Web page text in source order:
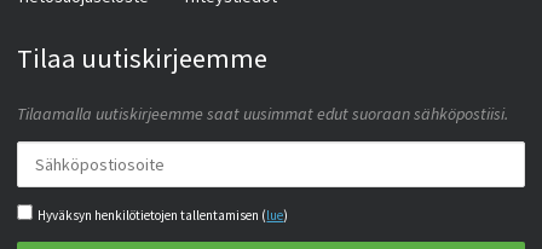
Tilaa uutiskirjeemme
Tilaamalla uutiskirjeemme saat uusimmat edut suoraan sähköpostiisi.
Hyväksyn henkilötietojen tallentamisen (lue)